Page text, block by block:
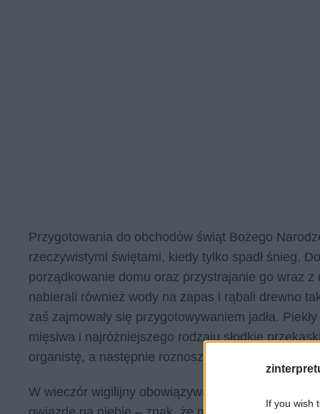
If you wish
Przygotowania do obchodów świąt Bożego
rzeczywistymi świętami, kiedy tylko spadł śnieg.
porządkowanie domu oraz przystrajanie go wraz
nabierali również wody na zapas i rąbali drewno
zaś zajmowały się przygotowywaniem jadła.
mięsiwa i najróżniejszego rodzaju słodkie
organistę, a następnie roznoszone po całej wsi
W wieczór wigilijny obowiązywał ścisły post,